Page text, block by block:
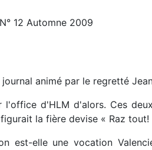
N° 12 Automne 2009
animé par le regretté
d'HLM d'alors. Ces
la fière devise « Raz tout!
est-elle une vocation